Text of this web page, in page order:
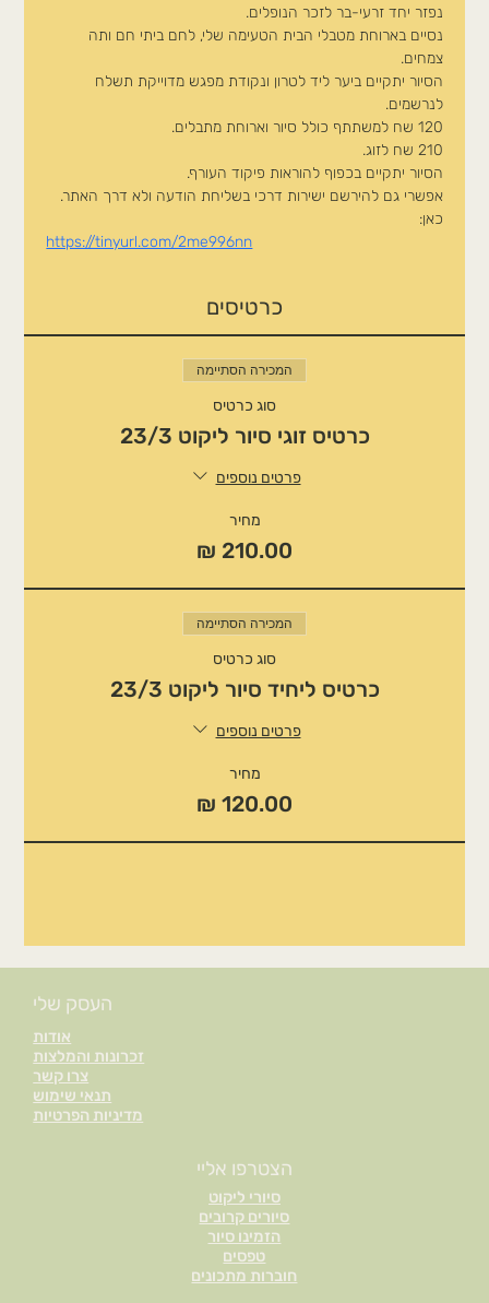
נפזר יחד זרעי-בר לזכר הנופלים.
נסיים בארוחת מטבלי הבית הטעימה שלי, לחם ביתי חם ותה
צמחים.
הסיור יתקיים ביער ליד לטרון ונקודת מפגש מדוייקת תשלח
לנרשמים.
120 שח למשתתף כולל סיור וארוחת מתבלים.
210 שח לזוג.
הסיור יתקיים בכפוף להוראות פיקוד העורף.
אפשרי גם להירשם ישירות דרכי בשליחת הודעה ולא דרך האתר.
כאן:
https://tinyurl.com/2me996nn
כרטיסים
המכירה הסתיימה
סוג כרטיס
כרטיס זוגי סיור ליקוט 23/3
פרטים נוספים
מחיר
המכירה הסתיימה
סוג כרטיס
כרטיס ליחיד סיור ליקוט 23/3
פרטים נוספים
מחיר
אודות
זכרונות והמלצות
צרו קשר
תנאי שימוש
מדיניות הפרטיות
העסק שלי
סיורי ליקוט
סיורים קרובים
הזמינו סיור
טפסים
חוברות מתכונים
הצטרפו אליי